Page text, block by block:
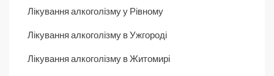
Лікування алкоголізму у Рівному
Лікування алкоголізму в Ужгороді
Лікування алкоголізму в Житомирі